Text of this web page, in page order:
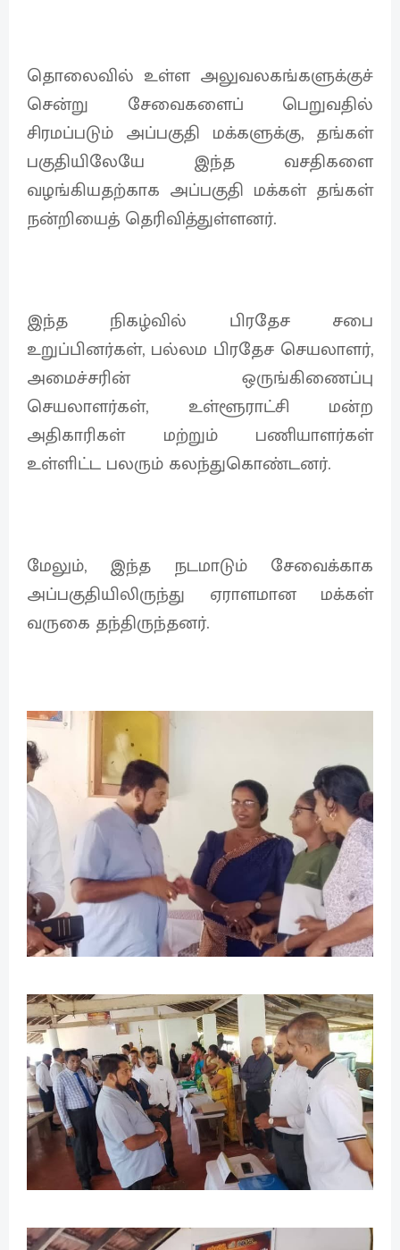
தொலைவில் உள்ள அலுவலகங்களுக்குச்
சென்று சேவைகளைப் பெறுவதில்
சிரமப்படும் அப்பகுதி மக்களுக்கு, தங்கள்
பகுதியிலேயே இந்த வசதிகளை
வழங்கியதற்காக அப்பகுதி மக்கள் தங்கள்
நன்றியைத் தெரிவித்துள்ளனர்.
இந்த நிகழ்வில் பிரதேச சபை
உறுப்பினர்கள், பல்லம பிரதேச செயலாளர்,
அமைச்சரின் ஒருங்கிணைப்பு
செயலாளர்கள், உள்ளூராட்சி மன்ற
அதிகாரிகள் மற்றும் பணியாளர்கள்
உள்ளிட்ட பலரும் கலந்துகொண்டனர்.
மேலும், இந்த நடமாடும் சேவைக்காக
அப்பகுதியிலிருந்து ஏராளமான மக்கள்
வருகை தந்திருந்தனர்.